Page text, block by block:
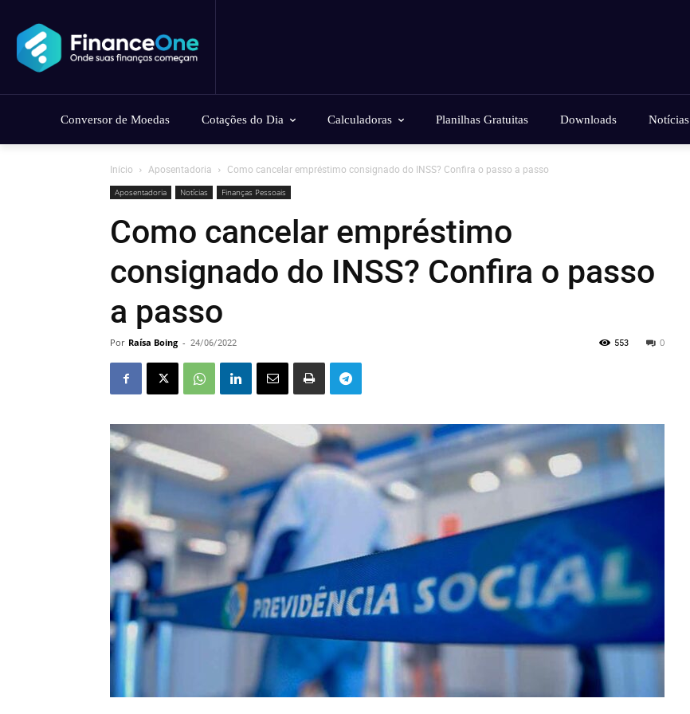
Conversor de Moedas Cotações do Dia Calculadoras Planilhas Gratuitas Downloads Notícias
Início Aposentadoria Como cancelar empréstimo consignado do INSS? Confira o passo a passo
Aposentadoria Notícias Finanças Pessoais
Como cancelar empréstimo
consignado do INSS? Confira o passo
a passo
Por Raísa Boing - 24/06/2022 0
553